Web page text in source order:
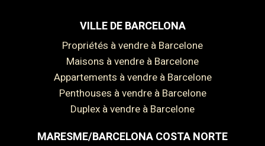
VILLE DE BARCELONA
Propriétés à vendre à Barcelone
Maisons à vendre à Barcelone
Appartements à vendre à Barcelone
Penthouses à vendre à Barcelone
Duplex à vendre à Barcelone
MARESME/BARCELONA COSTA NORTE